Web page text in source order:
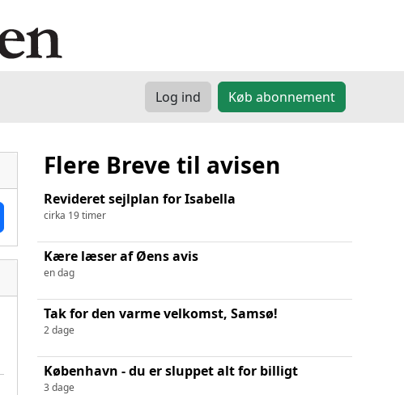
Log ind Køb abonnement
Flere Breve til avisen
Revideret sejlplan for Isabella
cirka 19 timer
Kære læser af Øens avis
en dag
Tak for den varme velkomst, Samsø!
2 dage
København - du er sluppet alt for billigt
3 dage